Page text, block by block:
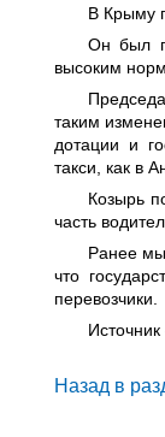
В Крыму
Он был
высоким
таким
дотации и
такси, как в
Козырь
часть
Ранее мы
что
перевозчики.
Источник
Назад в